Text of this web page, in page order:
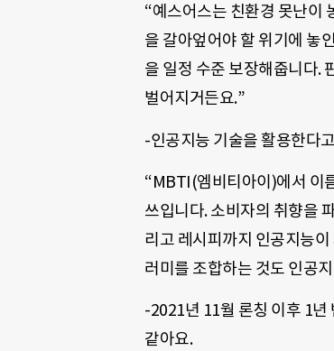
“예스어스는 친환경 못난이
을 갈아엎어야 할 위기에 놓
을 일정 수준 보장해줍니다.
벌어지거든요.”
-인공지능 기술을 활용한다
“MBTI(엠비티아이)에서 이
쓰입니다. 소비자의 취향을
리고 레시피까지 인공지능
러미를 조합하는 것도 인공
-2021년 11월 론칭 이후 1년
같아요.